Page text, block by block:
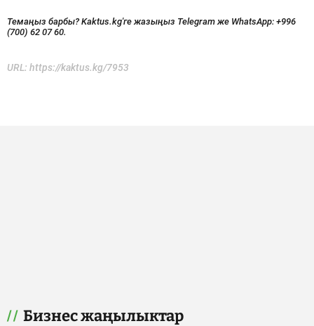
Темаңыз барбы? Kaktus.kg'ге жазыңыз Telegram же WhatsApp: +996
(700) 62 07 60.
URL: https://kaktus.kg/7953
Бизнес жаңылыктар